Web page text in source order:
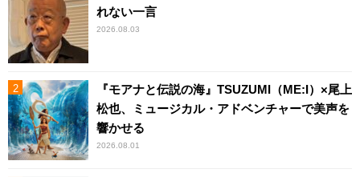
れない一言
2026.08.03
『モアナと伝説の海』TSUZUMI（ME:I）×尾上
松也、ミュージカル・アドベンチャーで美声を
響かせる
2026.08.01